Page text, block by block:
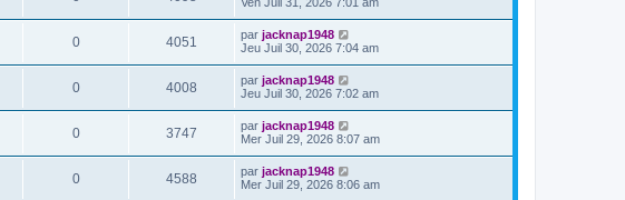
0 4051 par jacknap1948
Jeu Juil 30, 2026 7:04 am
0 4008 par jacknap1948
Jeu Juil 30, 2026 7:02 am
0 3747 par jacknap1948
Mer Juil 29, 2026 8:07 am
0 4588 par jacknap1948
Mer Juil 29, 2026 8:06 am